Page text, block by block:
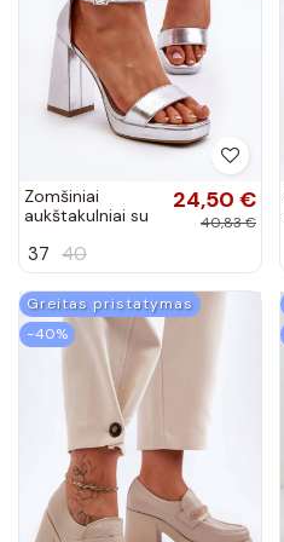
Zomšiniai
aukštakulniai su
priekiu sidabro
24,50 €
40,83 €
37 40
Greitas pristatymas
−40%